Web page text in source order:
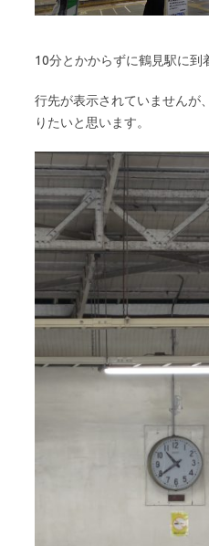
10分とかからずに鶴見駅に到
行先が表示されていませんが
りたいと思います。